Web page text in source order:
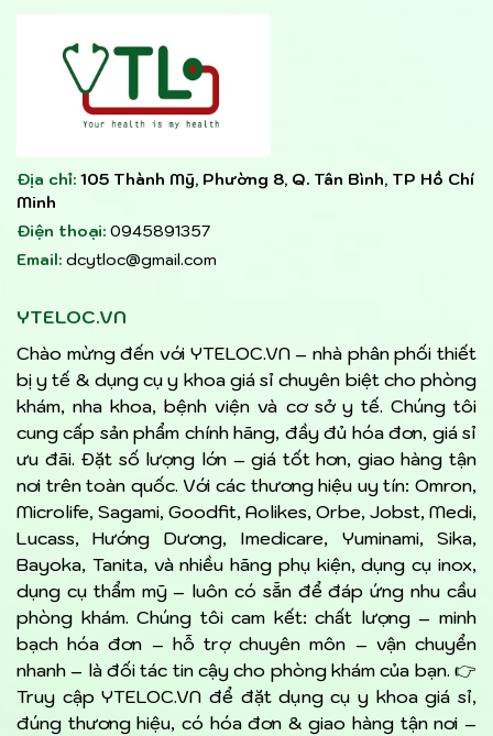
Địa chỉ: 105 Thành Mỹ, Phường 8, Q. Tân Bình, TP Hồ Chí
Minh
Điện thoại: 0945891357
Email: dcytloc@gmail.com
YTELOC.VN
Chào mừng đến với YTELOC.VN – nhà phân phối thiết
bị y tế & dụng cụ y khoa giá sỉ chuyên biệt cho phòng
khám, nha khoa, bệnh viện và cơ sở y tế. Chúng tôi
cung cấp sản phẩm chính hãng, đầy đủ hóa đơn, giá sỉ
ưu đãi. Đặt số lượng lớn – giá tốt hơn, giao hàng tận
nơi trên toàn quốc. Với các thương hiệu uy tín: Omron,
Microlife, Sagami, Goodfit, Aolikes, Orbe, Jobst, Medi,
Lucass, Hướng Dương, Imedicare, Yuminami, Sika,
Bayoka, Tanita, và nhiều hãng phụ kiện, dụng cụ inox,
dụng cụ thẩm mỹ – luôn có sẵn để đáp ứng nhu cầu
phòng khám. Chúng tôi cam kết: chất lượng – minh
bạch hóa đơn – hỗ trợ chuyên môn – vận chuyển
nhanh – là đối tác tin cậy cho phòng khám của bạn. 👉
Truy cập YTELOC.VN để đặt dụng cụ y khoa giá sỉ,
đúng thương hiệu, có hóa đơn & giao hàng tận nơi –